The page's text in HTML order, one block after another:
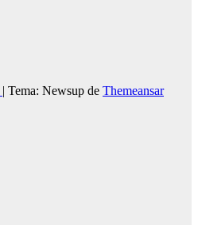
| Tema: Newsup de Themeansar